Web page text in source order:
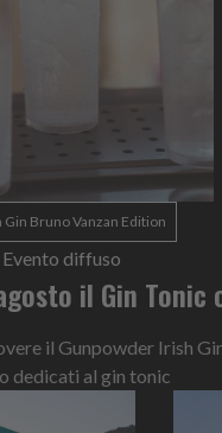
Bruno Vanzan Edition
Evento diffuso
il Gin Tonic
il Gunpowder Irish
dedicati al gin tonic